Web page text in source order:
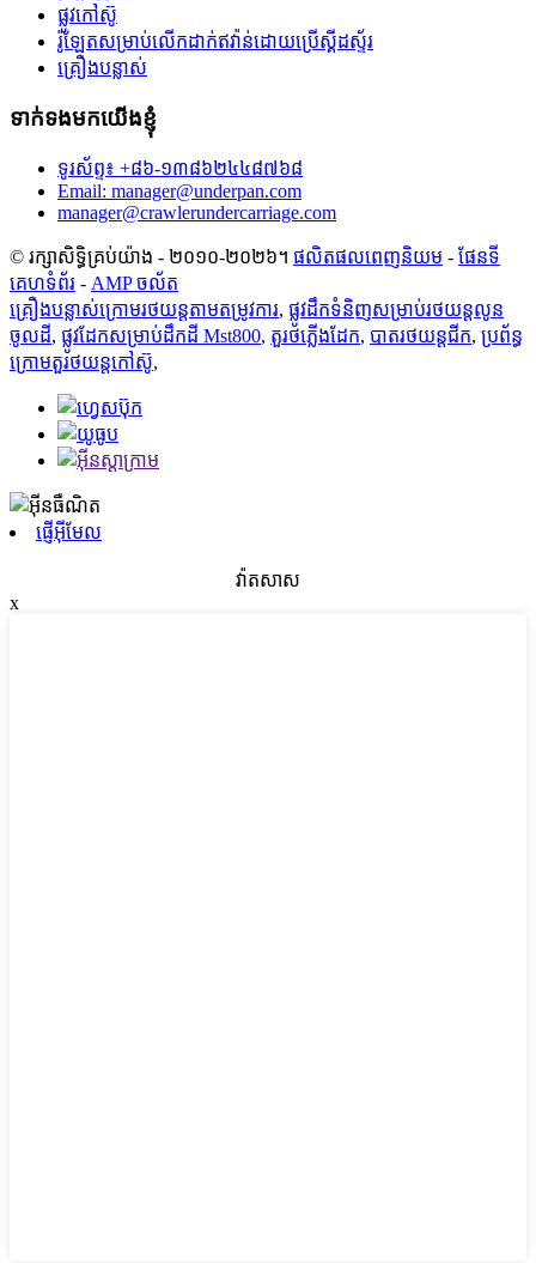
ផ្លូវកៅស៊ូ
រ៉ូឡែតសម្រាប់លើកដាក់ឥវ៉ាន់ដោយប្រើស្គីដស្ទ័រ
គ្រឿងបន្លាស់
ទាក់ទងមកយើងខ្ញុំ
ទូរស័ព្ទ៖ +៨៦-១៣៨៦២៤៤៨៧៦៨
Email: manager@underpan.com
manager@crawlerundercarriage.com
© រក្សាសិទ្ធិគ្រប់យ៉ាង - ២០១០-២០២៦។ ផលិតផលពេញនិយម - ផែនទី
គេហទំព័រ - AMP ចល័ត
គ្រឿងបន្លាស់ក្រោមរថយន្តតាមតម្រូវការ, ផ្លូវ​ដឹក​ទំនិញ​សម្រាប់​រថយន្ត​លូន​
ចូល​ដី, ផ្លូវដែកសម្រាប់ដឹកដី Mst800, តួ​រថភ្លើង​ដែក, បាតរថយន្តជីក, ប្រព័ន្ធ​
ក្រោម​តួ​រថយន្ត​កៅស៊ូ,
ផ្ញើអ៊ីមែល
វ៉ាតសាស
x